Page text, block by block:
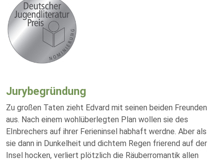
Jurybegründung
Zu großen Taten zieht Edvard mit seinen beiden Freunden
aus. Nach einem wohlüberlegten Plan wollen sie des
EInbrechers auf ihrer Ferieninsel habhaft werdne. Aber als
sie dann in Dunkelheit und dichtem Regen frierend auf der
Insel hocken, verliert plötzlich die Räuberromantik allen